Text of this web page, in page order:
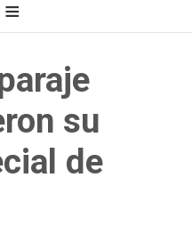
su
de